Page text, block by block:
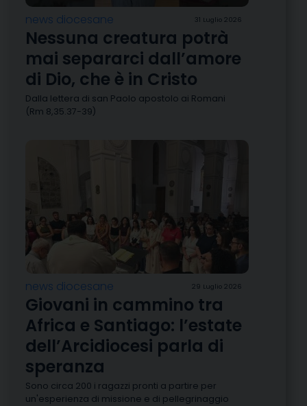
news diocesane 31 Luglio 2026
Nessuna creatura potrà
mai separarci dall’amore
di Dio, che è in Cristo
Dalla lettera di san Paolo apostolo ai Romani
(Rm 8,35.37-39)
news diocesane 29 Luglio 2026
Giovani in cammino tra
Africa e Santiago: l’estate
dell’Arcidiocesi parla di
speranza
Sono circa 200 i ragazzi pronti a partire per
un'esperienza di missione e di pellegrinaggio